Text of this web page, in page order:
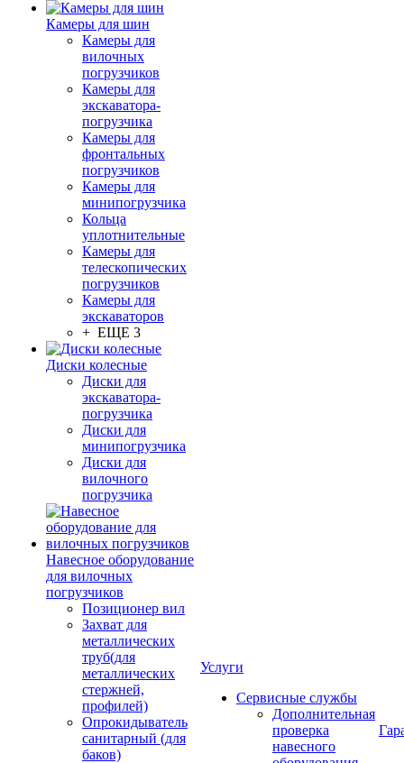
Камеры для шин
Камеры для
вилочных
погрузчиков
Камеры для
экскаватора-
погрузчика
Камеры для
фронтальных
погрузчиков
Камеры для
минипогрузчика
Кольца
уплотнительные
Камеры для
телескопических
погрузчиков
Камеры для
экскаваторов
+ ЕЩЕ 3
Диски колесные
Диски для
экскаватора-
погрузчика
Диски для
минипогрузчика
Диски для
вилочного
погрузчика
Навесное оборудование
для вилочных
погрузчиков
Позиционер вил
Захват для
металлических
труб(для
металлических
стержней,
профилей)
Опрокидыватель
санитарный (для
баков)
Услуги
Сервисные службы
Дополнительная
проверка
навесного